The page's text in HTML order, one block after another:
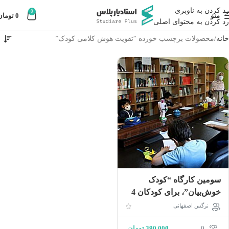
رد کردن به ناوبری
رد کردن به محتوای اصلی
منو
0
0
خانه محصولات برچسب خورده “تقویت هوش کلامی کودک”
سومین کارگاه “کودک
خوش‌بیان”، برای کودکان 4
درصد تخفیف)
نرگس اصفهانی